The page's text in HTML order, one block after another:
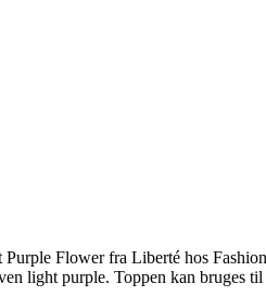
Flower fra Liberté hos
light purple. Toppen kan bruges